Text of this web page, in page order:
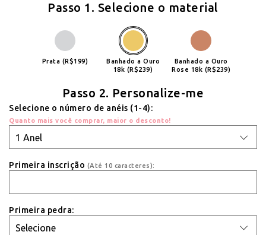
Passo 1. Selecione o material
Prata (R$199)
Banhado a Ouro
18k (R$239)
Banhado a Ouro
Rose 18k (R$239)
Passo 2. Personalize-me
Selecione o número de anéis (1-4):
Quanto mais você comprar, maior o desconto!
Primeira inscrição (Até 10 caracteres):
Primeira pedra: